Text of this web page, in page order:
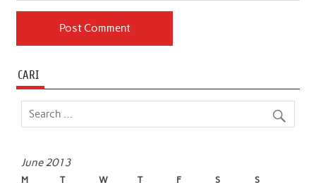
CARI
June 2013
M T W T F S S